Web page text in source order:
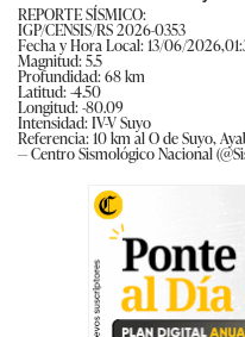
REPORTE SÍSMICO:
IGP/CENSIS/RS 2026-0353
Fecha y Hora Local: 13/06/
Magnitud: 5.5
Profundidad: 68 km
Latitud: -4.50
Longitud: -80.09
Intensidad: IV-V Suyo
Referencia: 10 km al O de Suyo,
— Centro Sismológico Nacional